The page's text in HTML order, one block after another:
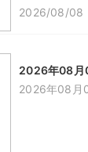
2026/08/08
2026年08月
2026年08月